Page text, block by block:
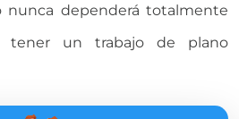
nunca dependerá totalmente
un trabajo de plano